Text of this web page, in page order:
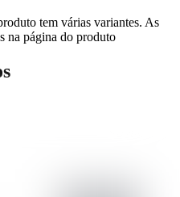
tem várias variantes. As
na página do produto